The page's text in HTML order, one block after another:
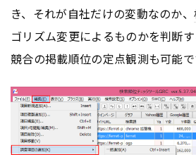
き、それが自社だけの変動なのか、
ゴリズム変更によるものかを判断す
競合の掲載順位の定点観測も可能で